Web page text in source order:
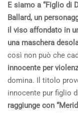
E siamo a “Figlio di
Ballard, un
il viso affondato in
una maschera
così non può che
innocente per
domina. Il titolo
innocente pur figlio
raggiunge con